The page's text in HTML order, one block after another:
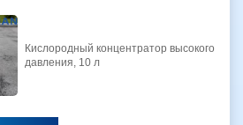
Кислородный концентратор высокого
давления, 10 л